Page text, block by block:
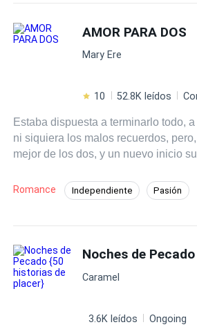
suponía que yo debía odiarlo con mi
había hecho a todos, pero al contrario
dándole clases de amor y
Arrogante Comedia Romance
AMOR PARA DOS
Mary Ere
10 52.8K leídos
Estaba dispuesta a terminarlo todo,
ni siquiera los malos recuerdos,
mejor de los dos, y un nuevo inicio
Romance Independiente Pasión
Acción
Caramel
3.6K leídos Ongoing